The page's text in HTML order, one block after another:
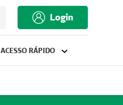
Login
ACESSO RÁPIDO